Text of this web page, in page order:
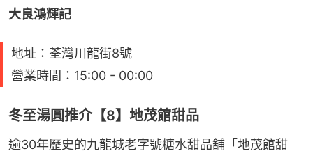
大良鴻輝記
地址：荃灣川龍街8號
營業時間：15:00 - 00:00
冬至湯圓推介【8】地茂館甜品
逾30年歷史的九龍城老字號糖水甜品舖「地茂館甜